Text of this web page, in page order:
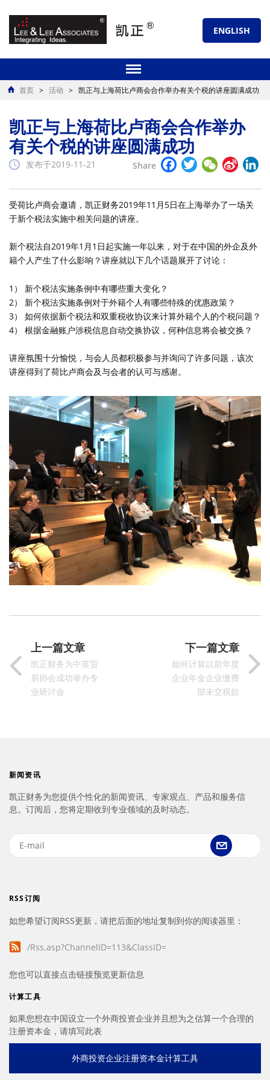
ENGLISH
首页 > 活动 > 凯正与上海荷比卢商会合作举办有关个税的讲座圆满成功
凯正与上海荷比卢商会合作举办
有关个税的讲座圆满成功
发布于2019-11-21 Share Facebook
TwitterWeChat
Sina
受荷比卢商会邀请，凯正财务2019年11月5日在上海举办了一场关
于新个税法实施中相关问题的讲座。
新个税法自2019年1月1日起实施一年以来，对于在中国的外企及外
籍个人产生了什么影响？讲座就以下几个话题展开了讨论：
1） 新个税法实施条例中有哪些重大变化？
2） 新个税法实施条例对于外籍个人有哪些特殊的优惠政策？
3） 如何依据新个税法和双重税收协议来计算外籍个人的个税问题？
4） 根据金融账户涉税信息自动交换协议，何种信息将会被交换？
讲座氛围十分愉悦，与会人员都积极参与并询问了许多问题，该次
讲座得到了荷比卢商会及与会者的认可与感谢。
上一篇文章
凯正财务为中英贸
易协会成功举办专
业研讨会
下一篇文章
如何计算以前年度
企业年金企业缴费
部未交税款
新闻资讯
凯正财务为您提供个性化的新闻资讯、专家观点、产品和服务信
息。订阅后，您将定期收到专业领域的及时动态。
RSS订阅
如您希望订阅RSS更新，请把后面的地址复制到你的阅读器里：
/Rss.asp?ChannelID=113&ClassID=
您也可以直接点击链接预览更新信息
计算工具
如果您想在中国设立一个外商投资企业并且想为之估算一个合理的
注册资本金，请填写此表
外商投资企业注册资本金计算工具